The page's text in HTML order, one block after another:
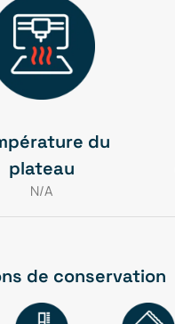
du
plateau
N/A
de conservation